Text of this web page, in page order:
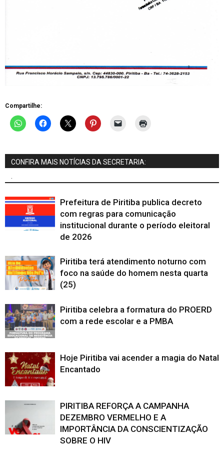
Compartilhe:
CONFIRA MAIS NOTÍCIAS DA SECRETARIA:
Prefeitura de Piritiba publica decreto
com regras para comunicação
institucional durante o período eleitoral
de 2026
Piritiba terá atendimento noturno com
foco na saúde do homem nesta quarta
(25)
Piritiba celebra a formatura do PROERD
com a rede escolar e a PMBA
Hoje Piritiba vai acender a magia do Natal
Encantado
PIRITIBA REFORÇA A CAMPANHA
DEZEMBRO VERMELHO E A
IMPORTÂNCIA DA CONSCIENTIZAÇÃO
SOBRE O HIV